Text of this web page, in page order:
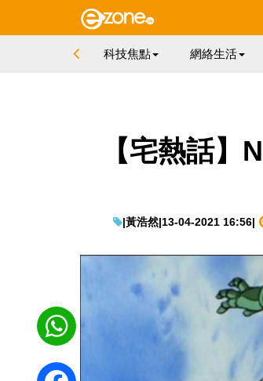
科技焦點 網絡生活
【宅熱話
|黃浩然|13-04-2021 16:56|
WhatsApp